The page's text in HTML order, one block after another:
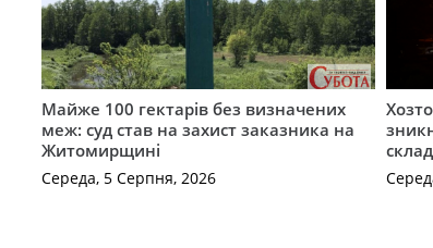
Майже 100 гектарів без визначених
меж: суд став на захист заказника на
Житомирщині
Середа, 5 Серпня, 2026